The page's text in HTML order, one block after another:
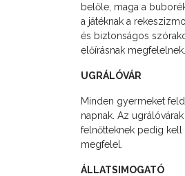
belőle, maga a
a játéknak a
és biztonságos
előírásnak megfelelnek.
UGRÁLÓVÁR
Minden gyermeket
napnak. Az
felnőtteknek pedig kell
megfelel.
ÁLLATSIMOGATÓ